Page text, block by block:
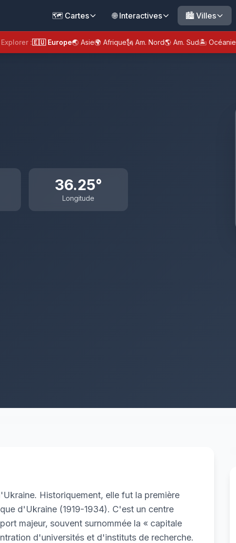
🗺️ Cartes 🌐 Interactives 🏙️ Villes
Explorer :🇪🇺 Europe🌏 Asie🌍 Afrique🗽 Am. Nord🌎 Am. Sud🏝️ Océanie
36.25°
Longitude
Historiquement, elle fut la première
d'Ukraine (1919-1934). C'est un centre
majeur, souvent surnommée la « capitale
d'universités et d'instituts de recherche.